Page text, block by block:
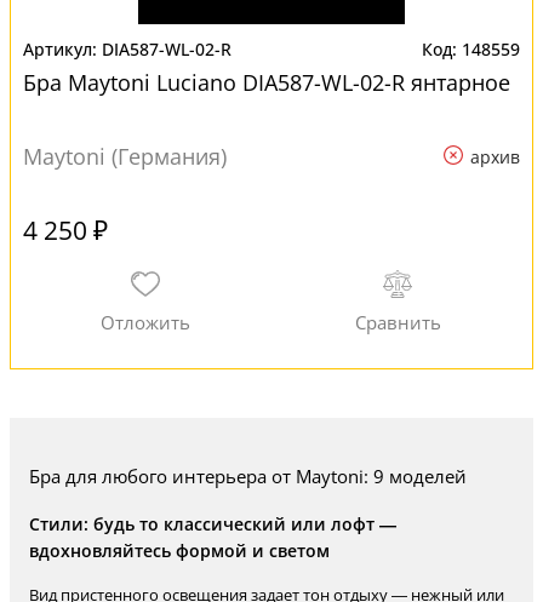
DIA587-WL-02-R 148559
Бра Maytoni Luciano DIA587-WL-02-R янтарное
Maytoni (Германия) архив
4 250 ₽
Бра для любого интерьера от Maytoni: 9 моделей
Стили: будь то классический или лофт —
вдохновляйтесь формой и светом
Вид пристенного освещения задает тон отдыху — нежный или